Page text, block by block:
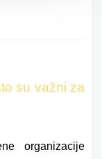
su važni za
organizacije